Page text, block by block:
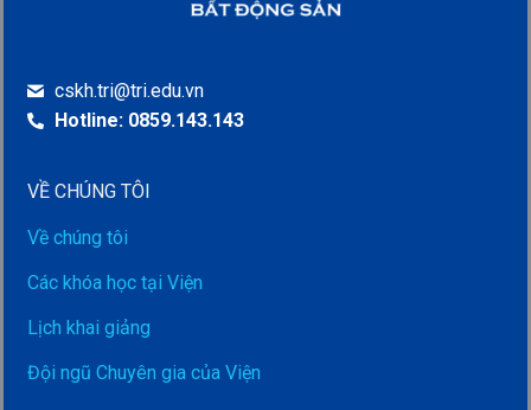
cskh.tri@tri.edu.vn
Hotline: 0859.143.143
VỀ CHÚNG TÔI
Về chúng tôi
Các khóa học tại Viện
Lịch khai giảng
Đội ngũ Chuyên gia của Viện